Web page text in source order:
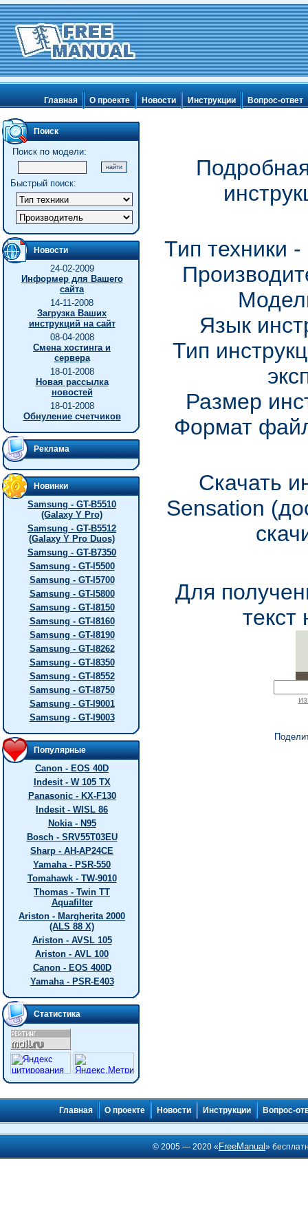
Главная О проекте Новости Инструкции Вопрос-ответ
Поиск
Поиск по модели:
Быстрый поиск:
Новости
24-02-2009
Информер для Вашего
сайта
14-11-2008
Загрузка Ваших
инструкций на сайт
08-04-2008
Смена хостинга и
сервера
18-01-2008
Новая рассылка
новостей
18-01-2008
Обнуление счетчиков
Реклама
Новинки
Samsung - GT-B5510
(Galaxy Y Pro)
Samsung - GT-B5512
(Galaxy Y Pro Duos)
Samsung - GT-B7350
Samsung - GT-I5500
Samsung - GT-I5700
Samsung - GT-I5800
Samsung - GT-I8150
Samsung - GT-I8160
Samsung - GT-I8190
Samsung - GT-I8262
Samsung - GT-I8350
Samsung - GT-I8552
Samsung - GT-I8750
Samsung - GT-I9001
Samsung - GT-I9003
Популярные
Canon - EOS 40D
Indesit - W 105 TX
Panasonic - KX-F130
Indesit - WISL 86
Nokia - N95
Bosch - SRV55T03EU
Sharp - AH-AP24CE
Yamaha - PSR-550
Tomahawk - TW-9010
Thomas - Twin TT
Aquafilter
Ariston - Margherita 2000
(ALS 88 X)
Ariston - AVSL 105
Ariston - AVL 100
Canon - EOS 400D
Yamaha - PSR-E403
Статистика
Тип техники
Язык
Тип
Размер
Формат
Скачать
Sensation
Для
текст
Главная О проекте Новости Инструкции Вопрос-
© 2005 — 2020 « FreeManual»